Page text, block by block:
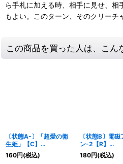
ら手札に加える時、相手に見せ、
もよい。このターン、そのクリーチ
この商品を買った人は、こん
〔状態A-〕「超愛の衛
生姫」【C】
{RP2218A/20}《光》
160円(税込)
〔状態B〕電
ン-2【R】
{RP199A/20}《
180円(税込)